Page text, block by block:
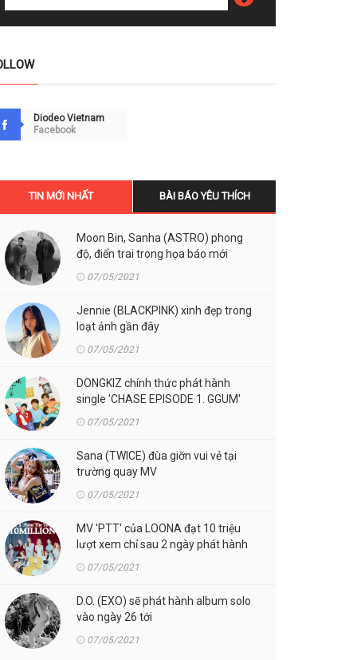
Diodeo Vietnam
Facebook
TIN MỚI NHẤT BÀI BÁO YÊU THÍCH
Moon Bin, Sanha (ASTRO) phong
độ, điển trai trong họa báo mới
07/05/2021
Jennie (BLACKPINK) xinh đẹp trong
loạt ảnh gần đây
07/05/2021
DONGKIZ chính thức phát hành
single 'CHASE EPISODE 1. GGUM'
07/05/2021
Sana (TWICE) đùa giỡn vui vẻ tại
trường quay MV
07/05/2021
MV 'PTT' của LOONA đạt 10 triệu
lượt xem chỉ sau 2 ngày phát hành
07/05/2021
D.O. (EXO) sẽ phát hành album solo
vào ngày 26 tới
07/05/2021